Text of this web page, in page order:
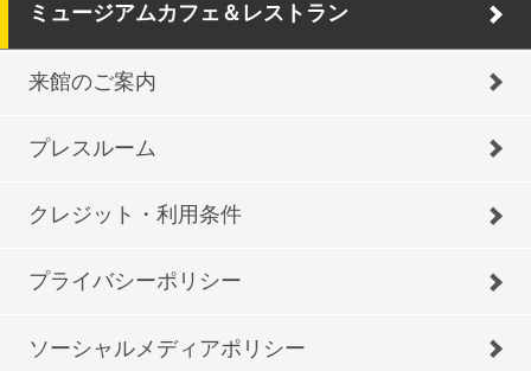
ミュージアムカフェ＆レストラン
来館のご案内
プレスルーム
クレジット・利用条件
プライバシーポリシー
ソーシャルメディアポリシー